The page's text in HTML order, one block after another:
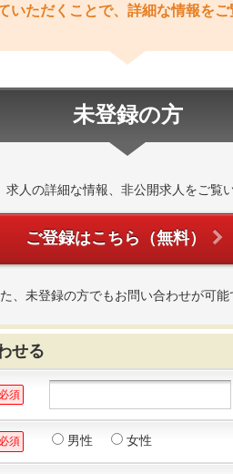
いただくことで、詳細な情報をご
未登録の方
人の詳細な情報、非公開求人をご覧
ご登録はこちら（無料）
た、未登録の方でもお問い合わせが可能
せる
必須
必須 男性 女性